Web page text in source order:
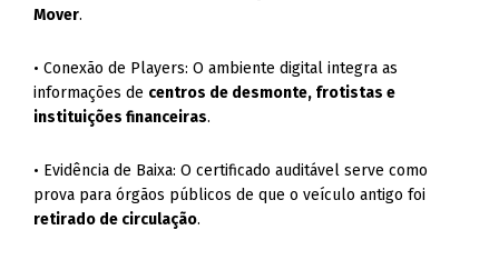
Mover.
• Conexão de Players: O ambiente digital integra as
informações de centros de desmonte, frotistas e
instituições financeiras.
• Evidência de Baixa: O certificado auditável serve como
prova para órgãos públicos de que o veículo antigo foi
retirado de circulação.